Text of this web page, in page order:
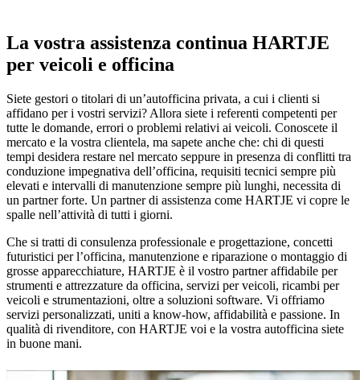
La vostra assistenza continua HARTJE
per veicoli e officina
Siete gestori o titolari di un’autofficina privata, a cui i clienti si
affidano per i vostri servizi? Allora siete i referenti competenti per
tutte le domande, errori o problemi relativi ai veicoli. Conoscete il
mercato e la vostra clientela, ma sapete anche che: chi di questi
tempi desidera restare nel mercato seppure in presenza di conflitti tra
conduzione impegnativa dell’officina, requisiti tecnici sempre più
elevati e intervalli di manutenzione sempre più lunghi, necessita di
un partner forte. Un partner di assistenza come HARTJE vi copre le
spalle nell’attività di tutti i giorni.
Che si tratti di consulenza professionale e progettazione, concetti
futuristici per l’officina, manutenzione e riparazione o montaggio di
grosse apparecchiature, HARTJE è il vostro partner affidabile per
strumenti e attrezzature da officina, servizi per veicoli, ricambi per
veicoli e strumentazioni, oltre a soluzioni software. Vi offriamo
servizi personalizzati, uniti a know-how, affidabilità e passione. In
qualità di rivenditore, con HARTJE voi e la vostra autofficina siete
in buone mani.